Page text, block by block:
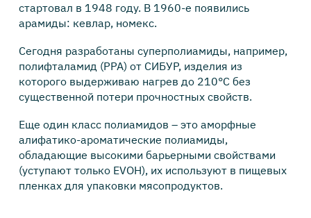
стартовал в 1948 году. В 1960-е появились
арамиды: кевлар, номекс.
Сегодня разработаны суперполиамиды, например,
полифталамид (PPA) от СИБУР, изделия из
которого выдерживаю нагрев до 210°C без
существенной потери прочностных свойств.
Еще один класс полиамидов – это аморфные
алифатико-ароматические полиамиды,
обладающие высокими барьерными свойствами
(уступают только EVOH), их используют в пищевых
пленках для упаковки мясопродуктов.